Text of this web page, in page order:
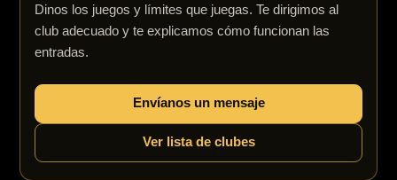
Dinos los juegos y límites que juegas. Te dirigimos al
club adecuado y te explicamos cómo funcionan las
entradas.
Envíanos un mensaje
Ver lista de clubes